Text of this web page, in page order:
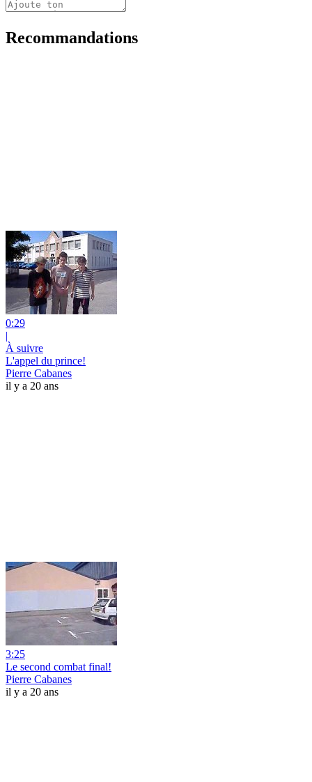
Recommandations
0:29
|
À suivre
L'appel du prince!
Pierre Cabanes
il y a 20 ans
3:25
Le second combat final!
Pierre Cabanes
il y a 20 ans